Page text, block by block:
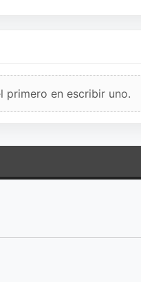
primero en escribir uno.